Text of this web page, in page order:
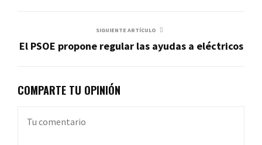
SIGUIENTE ARTÍCULO
El PSOE propone regular las ayudas a eléctricos
COMPARTE TU OPINIÓN